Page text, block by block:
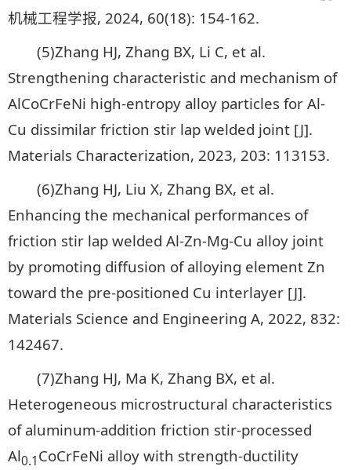
机械工程学报, 2024, 60(18): 154-162.
(5)Zhang HJ, Zhang BX, Li C, et al.
Strengthening characteristic and mechanism of
AlCoCrFeNi high-entropy alloy particles for Al-
Cu dissimilar friction stir lap welded joint [J].
Materials Characterization, 2023, 203: 113153.
(6)Zhang HJ, Liu X, Zhang BX, et al.
Enhancing the mechanical performances of
friction stir lap welded Al-Zn-Mg-Cu alloy joint
by promoting diffusion of alloying element Zn
toward the pre-positioned Cu interlayer [J].
Materials Science and Engineering A, 2022, 832:
142467.
(7)Zhang HJ, Ma K, Zhang BX, et al.
Heterogeneous microstructural characteristics
of aluminum-addition friction stir-processed
Al0.1CoCrFeNi alloy with strength-ductility